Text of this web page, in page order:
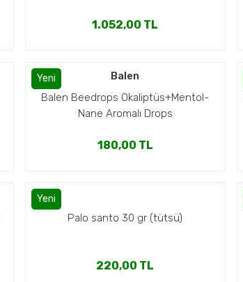
1.052,00 TL
Yeni
Balen
Balen Beedrops Okaliptüs+Mentol-
Nane Aromalı Drops
180,00 TL
Yeni
Palo santo 30 gr (tütsü)
220,00 TL